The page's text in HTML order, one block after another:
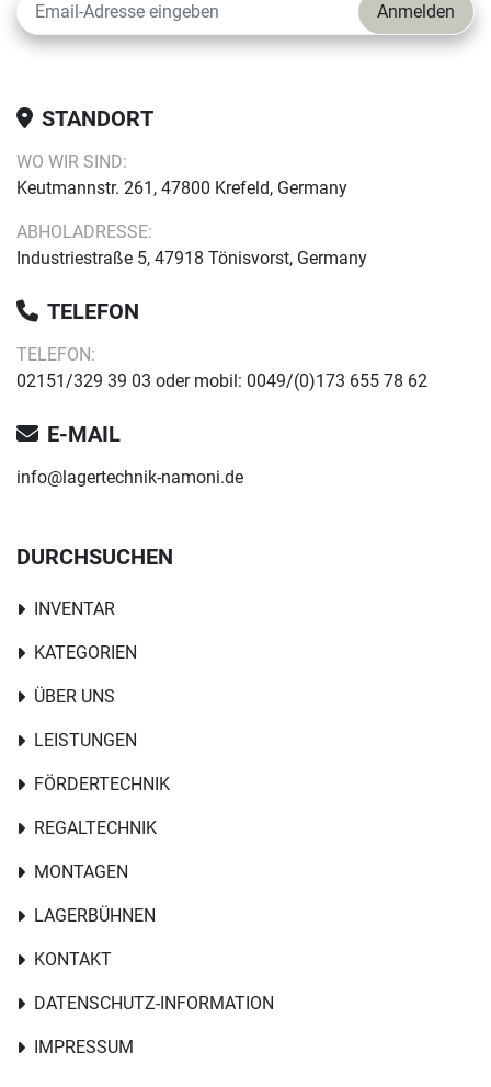
Anmelden
STANDORT
WO WIR SIND:
Keutmannstr. 261, 47800 Krefeld, Germany
ABHOLADRESSE:
Industriestraße 5, 47918 Tönisvorst, Germany
TELEFON
TELEFON:
02151/329 39 03 oder mobil: 0049/(0)173 655 78 62
E-MAIL
info@lagertechnik-namoni.de
DURCHSUCHEN
INVENTAR
KATEGORIEN
ÜBER UNS
LEISTUNGEN
FÖRDERTECHNIK
REGALTECHNIK
MONTAGEN
LAGERBÜHNEN
KONTAKT
DATENSCHUTZ-INFORMATION
IMPRESSUM